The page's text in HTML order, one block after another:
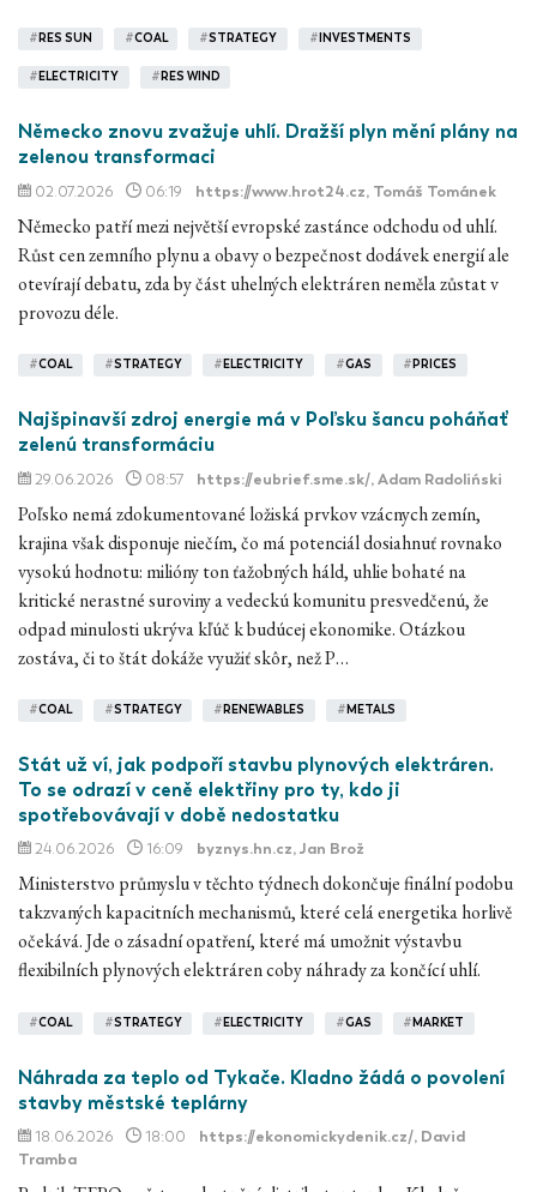
# RES SUN #COAL #STRATEGY # INVESTMENTS
# ELECTRICITY # RES WIND
Německo znovu zvažuje uhlí. Dražší plyn mění plány na
zelenou transformaci
02.07.2026 06:19 https://www.hrot24.cz, Tomáš Tománek
Německo patří mezi největší evropské zastánce odchodu od uhlí.
Růst cen zemního plynu a obavy o bezpečnost dodávek energií ale
otevírají debatu, zda by část uhelných elektráren neměla zůstat v
provozu déle.
#COAL #STRATEGY # ELECTRICITY #GAS # PRICES
Najšpinavší zdroj energie má v Poľsku šancu poháňať
zelenú transformáciu
29.06.2026 08:57 https://eubrief.sme.sk/, Adam Radoliński
Poľsko nemá zdokumentované ložiská prvkov vzácnych zemín,
krajina však disponuje niečím, čo má potenciál dosiahnuť rovnako
vysokú hodnotu: milióny ton ťažobných háld, uhlie bohaté na
kritické nerastné suroviny a vedeckú komunitu presvedčenú, že
odpad minulosti ukrýva kľúč k budúcej ekonomike. Otázkou
zostáva, či to štát dokáže využiť skôr, než P…
#COAL #STRATEGY # RENEWABLES # METALS
Stát už ví, jak podpoří stavbu plynových elektráren.
To se odrazí v ceně elektřiny pro ty, kdo ji
spotřebovávají v době nedostatku
24.06.2026 16:09 byznys.hn.cz, Jan Brož
Ministerstvo průmyslu v těchto týdnech dokončuje finální podobu
takzvaných kapacitních mechanismů, které celá energetika horlivě
očekává. Jde o zásadní opatření, které má umožnit výstavbu
flexibilních plynových elektráren coby náhrady za končící uhlí.
#COAL #STRATEGY # ELECTRICITY #GAS # MARKET
Náhrada za teplo od Tykače. Kladno žádá o povolení
stavby městské teplárny
18.06.2026 18:00 https://ekonomickydenik.cz/, David
Tramba